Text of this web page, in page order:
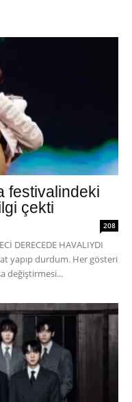
festivalindeki
çekti
208
DERECEDE HAVALIYDI
yapıp durdum. Her gösteri
değiştirmesi...